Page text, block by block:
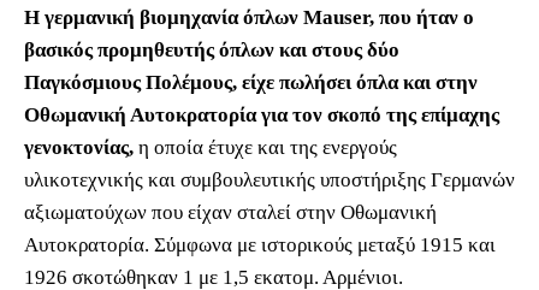
Η γερμανική βιομηχανία όπλων Mauser, που ήταν ο
βασικός προμηθευτής όπλων και στους δύο
Παγκόσμιους Πολέμους, είχε πωλήσει όπλα και στην
Οθωμανική Αυτοκρατορία για τον σκοπό της επίμαχης
γενοκτονίας, η οποία έτυχε και της ενεργούς
υλικοτεχνικής και συμβουλευτικής υποστήριξης Γερμανών
αξιωματούχων που είχαν σταλεί στην Οθωμανική
Αυτοκρατορία. Σύμφωνα με ιστορικούς μεταξύ 1915 και
1926 σκοτώθηκαν 1 με 1,5 εκατομ. Αρμένιοι.